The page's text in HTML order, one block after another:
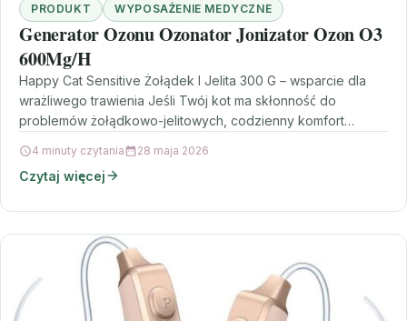
PRODUKT WYPOSAŻENIE MEDYCZNE
Generator Ozonu Ozonator Jonizator Ozon O3
600Mg/H
Happy Cat Sensitive Żołądek I Jelita 300 G – wsparcie dla
wrażliwego trawienia Jeśli Twój kot ma skłonność do
problemów żołądkowo-jelitowych, codzienny komfort
4 minuty czytania 28 maja 2026
Czytaj więcej